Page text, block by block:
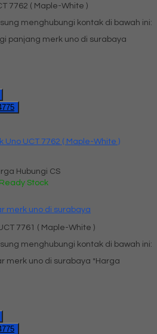
7762 ( Maple-White )
menghubungi kontak di bawah ini:
Uno UCT 7762 ( Maple-White )
Hubungi CS
Ready Stock
7761 ( Maple-White )
menghubungi kontak di bawah ini:
*Harga